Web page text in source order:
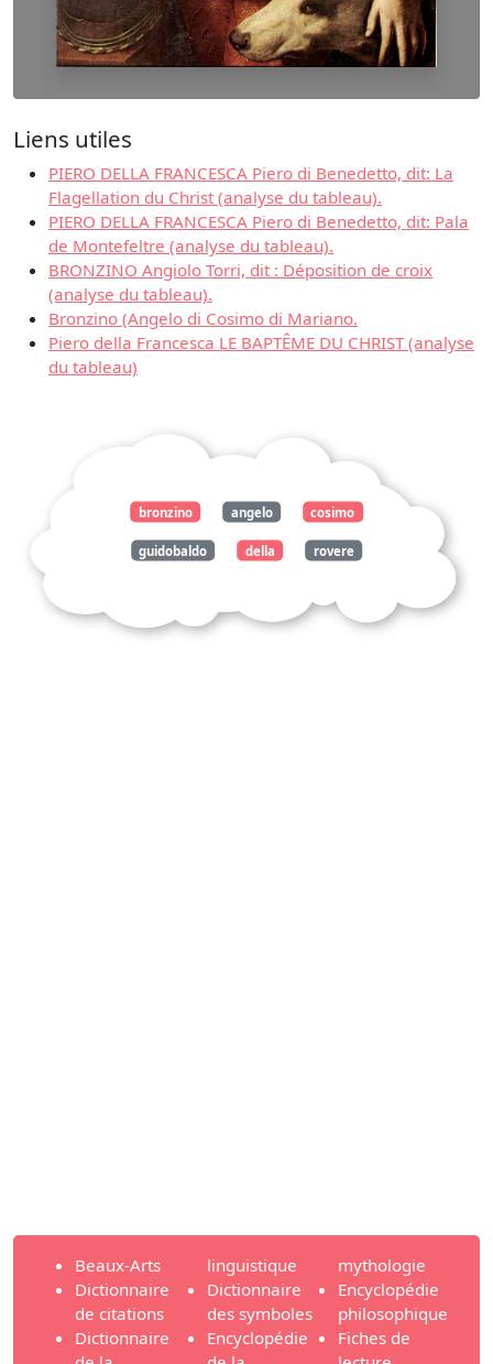
Liens utiles
PIERO DELLA FRANCESCA Piero di Benedetto, dit: La
Flagellation du Christ (analyse du tableau).
PIERO DELLA FRANCESCA Piero di Benedetto, dit: Pala
de Montefeltre (analyse du tableau).
BRONZINO Angiolo Torri, dit : Déposition de croix
(analyse du tableau).
Bronzino (Angelo di Cosimo di Mariano.
Piero della Francesca LE BAPTÊME DU CHRIST (analyse
du tableau)
bronzino angelo cosimo
guidobaldo della rovere
Beaux-Arts
Dictionnaire
de citations
Dictionnaire
linguistique
Dictionnaire
des symboles
Encyclopédie
mythologie
Encyclopédie
philosophique
Fiches de